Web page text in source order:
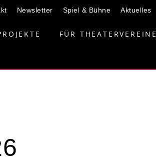
Newsletter Spiel & Bühne Aktuelles
FÜR THEATERVEREINE